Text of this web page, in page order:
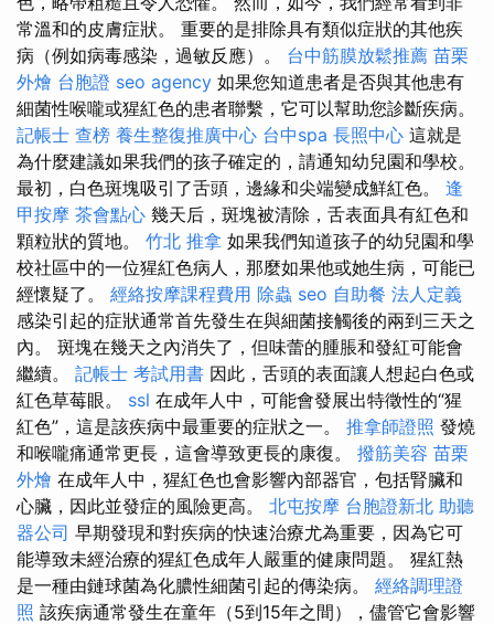
常溫和的皮膚症狀。 重要的是排除具有類似症狀的其他疾
病（例如病毒感染，過敏反應）。 台中筋膜放鬆推薦 苗栗
外燴 台胞證 seo agency 如果您知道患者是否與其他患有
細菌性喉嚨或猩紅色的患者聯繫，它可以幫助您診斷疾病。
記帳士 查榜 養生整復推廣中心 台中spa 長照中心 這就是
為什麼建議如果我們的孩子確定的，請通知幼兒園和學校。
最初，白色斑塊吸引了舌頭，邊緣和尖端變成鮮紅色。 逢
甲按摩 茶會點心 幾天后，斑塊被清除，舌表面具有紅色和
顆粒狀的質地。 竹北 推拿 如果我們知道孩子的幼兒園和學
校社區中的一位猩紅色病人，那麼如果他或她生病，可能已
經懷疑了。 經絡按摩課程費用 除蟲 seo 自助餐 法人定義
感染引起的症狀通常首先發生在與細菌接觸後的兩到三天之
內。 斑塊在幾天之內消失了，但味蕾的腫脹和發紅可能會
繼續。 記帳士 考試用書 因此，舌頭的表面讓人想起白色或
紅色草莓眼。 ssl 在成年人中，可能會發展出特徵性的“猩
紅色”，這是該疾病中最重要的症狀之一。 推拿師證照 發燒
和喉嚨痛通常更長，這會導致更長的康復。 撥筋美容 苗栗
外燴 在成年人中，猩紅色也會影響內部器官，包括腎臟和
心臟，因此並發症的風險更高。 北屯按摩 台胞證新北 助聽
器公司 早期發現和對疾病的快速治療尤為重要，因為它可
能導致未經治療的猩紅色成年人嚴重的健康問題。 猩紅熱
是一種由鏈球菌為化膿性細菌引起的傳染病。 經絡調理證
照 該疾病通常發生在童年（5到15年之間），儘管它會影響